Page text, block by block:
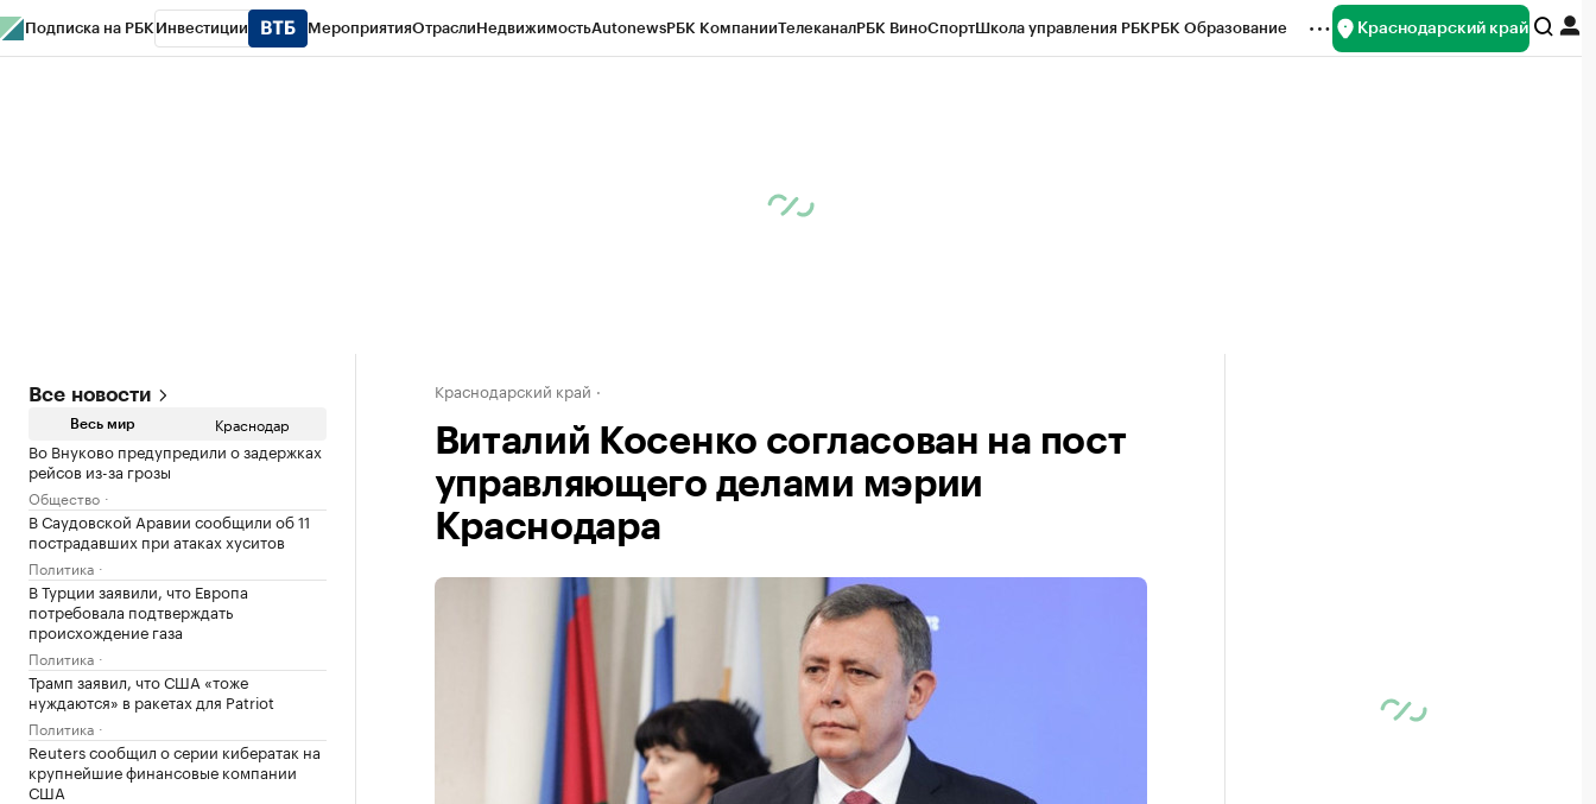
Подписка на РБК Инвестиции МероприятияОтраслиНедвижимостьAutonewsРБК КомпанииТелеканалРБК ВиноСпортШкола управления РБКРБК Образование Краснодарский край
Все новости
Весь мир Краснодар
Во Внуково предупредили о задержках
рейсов из-за грозы
Общество
В Саудовской Аравии сообщили об 11
пострадавших при атаках хуситов
Политика
В Турции заявили, что Европа
потребовала подтверждать
происхождение газа
Политика
Трамп заявил, что США «тоже
нуждаются» в ракетах для Patriot
Политика
Reuters сообщил о серии кибератак на
крупнейшие финансовые компании
США
Краснодарский край
Виталий Косенко согласован на пост
управляющего делами мэрии
Краснодара